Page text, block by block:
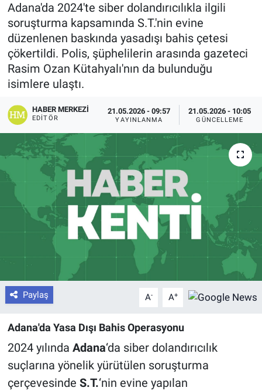
Adana'da 2024'te siber dolandırıcılıkla ilgili
soruşturma kapsamında S.T.'nin evine
düzenlenen baskında yasadışı bahis çetesi
çökertildi. Polis, şüphelilerin arasında gazeteci
Rasim Ozan Kütahyalı'nın da bulunduğu
isimlere ulaştı.
HABER MERKEZI
EDITÖR
21.05.2026 - 09:57
YAYINLANMA
21.05.2026 - 10:05
GÜNCELLEME
Paylaş A- A+
Adana'da Yasa Dışı Bahis Operasyonu
2024 yılında Adana‘da siber dolandırıcılık
suçlarına yönelik yürütülen soruşturma
çerçevesinde S.T.‘nin evine yapılan